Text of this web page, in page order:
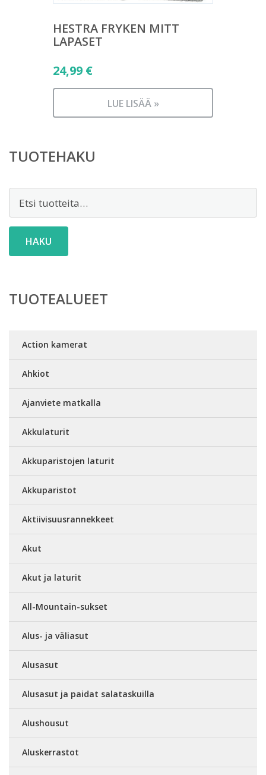
HESTRA FRYKEN MITT
LAPASET
24,99 €
LUE LISÄÄ »
TUOTEHAKU
HAKU
TUOTEALUEET
Action kamerat
Ahkiot
Ajanviete matkalla
Akkulaturit
Akkuparistojen laturit
Akkuparistot
Aktiivisuusrannekkeet
Akut
Akut ja laturit
All-Mountain-sukset
Alus- ja väliasut
Alusasut
Alusasut ja paidat salataskuilla
Alushousut
Aluskerrastot